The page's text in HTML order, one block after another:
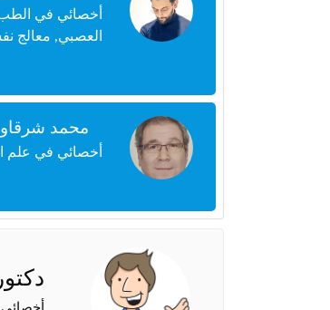
أخصائي في
العصبي, معالج
محمد
أخصائي في علم